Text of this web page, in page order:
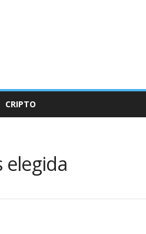
CRIPTO
elegida